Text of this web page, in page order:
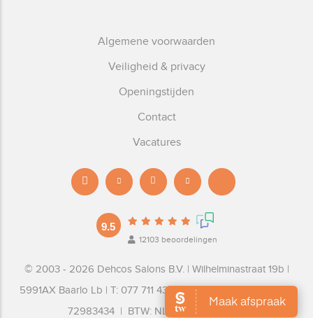
Algemene voorwaarden
Veiligheid & privacy
Openingstijden
Contact
Vacatures
9.5
12103 beoordelingen
© 2003 - 2026 Dehcos Salons B.V. | Wilhelminastraat 19b |
5991AX Baarlo Lb | T: 077 711 4367 E: info@dehcos.nl | KvK:
72983434 | BTW: NL859308819B01